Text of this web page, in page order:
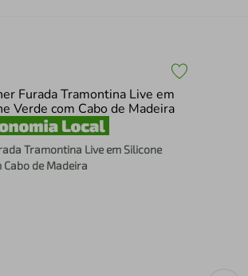
Tramontina Live em Silicone
Cabo de Madeira